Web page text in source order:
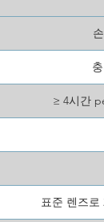
≥ 4시간
표준 렌즈로